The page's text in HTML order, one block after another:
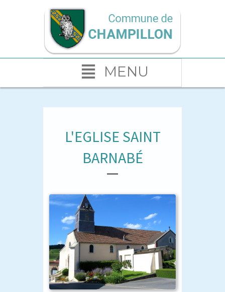
MENU
L'EGLISE SAINT
BARNABÉ